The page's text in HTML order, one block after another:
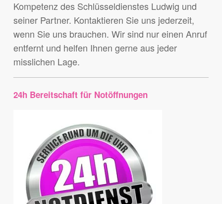
Kompetenz des Schlüsseldienstes Ludwig und
seiner Partner. Kontaktieren Sie uns jederzeit,
wenn Sie uns brauchen. Wir sind nur einen Anruf
entfernt und helfen Ihnen gerne aus jeder
misslichen Lage.
24h Bereitschaft für Notöffnungen